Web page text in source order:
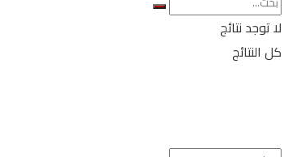
لا توجد نتائج
كل النتائج